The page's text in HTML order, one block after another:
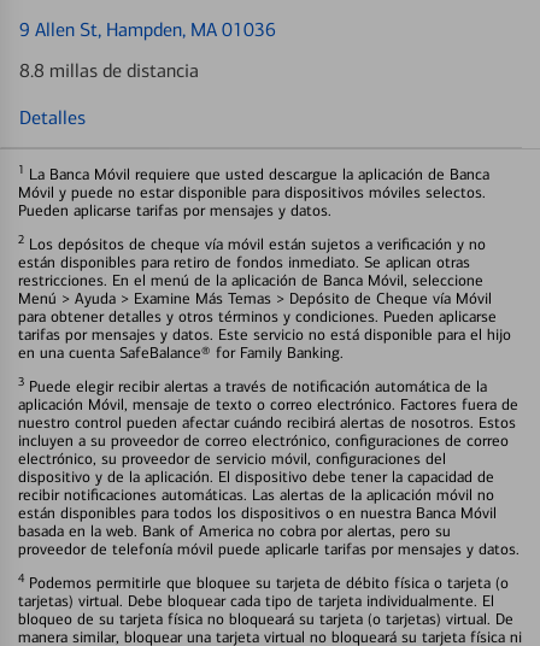
9 Allen St, Hampden, MA 01036
8.8 millas de distancia
Detalles
1 La Banca Móvil requiere que usted descargue la aplicación de Banca
Móvil y puede no estar disponible para dispositivos móviles selectos.
Pueden aplicarse tarifas por mensajes y datos.
2 Los depósitos de cheque vía móvil están sujetos a verificación y no
están disponibles para retiro de fondos inmediato. Se aplican otras
restricciones. En el menú de la aplicación de Banca Móvil, seleccione
Menú > Ayuda > Examine Más Temas > Depósito de Cheque vía Móvil
para obtener detalles y otros términos y condiciones. Pueden aplicarse
tarifas por mensajes y datos. Este servicio no está disponible para el hijo
en una cuenta SafeBalance® for Family Banking.
3 Puede elegir recibir alertas a través de notificación automática de la
aplicación Móvil, mensaje de texto o correo electrónico. Factores fuera de
nuestro control pueden afectar cuándo recibirá alertas de nosotros. Estos
incluyen a su proveedor de correo electrónico, configuraciones de correo
electrónico, su proveedor de servicio móvil, configuraciones del
dispositivo y de la aplicación. El dispositivo debe tener la capacidad de
recibir notificaciones automáticas. Las alertas de la aplicación móvil no
están disponibles para todos los dispositivos o en nuestra Banca Móvil
basada en la web. Bank of America no cobra por alertas, pero su
proveedor de telefonía móvil puede aplicarle tarifas por mensajes y datos.
4 Podemos permitirle que bloquee su tarjeta de débito física o tarjeta (o
tarjetas) virtual. Debe bloquear cada tipo de tarjeta individualmente. El
bloqueo de su tarjeta física no bloqueará su tarjeta (o tarjetas) virtual. De
manera similar, bloquear una tarjeta virtual no bloqueará su tarjeta física ni